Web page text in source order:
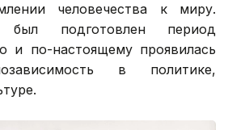
человечества к миру.
подготовлен период
и по-настоящему проявилась
в политике,